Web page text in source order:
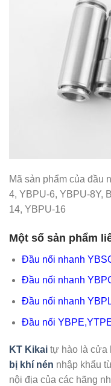
Mã sản phẩm của đầu
4, YBPU-6, YBPU-8Y,
14, YBPU-16
Một số sản phẩm
Đầu nối nhanh
Đầu nối nhanh
Đầu nối nhanh
Đầu nối
KT Kikai tự hào là cửa
bị khí nén nhập khẩu
nội địa của các hãng